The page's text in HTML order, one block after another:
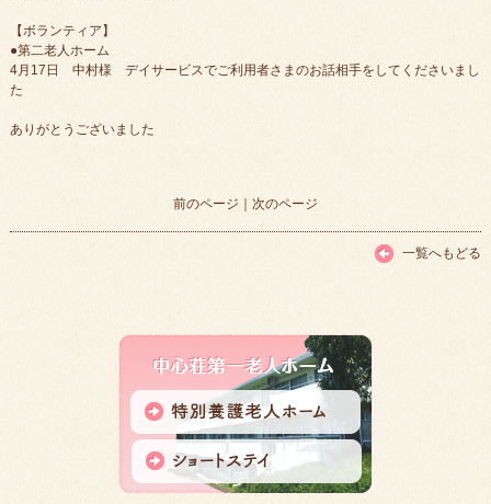
【ボランティア】
●第二老人ホーム
4月17日 中村様 デイサービスでご利用者さまのお話相手をしてくださいまし
た
ありがとうございました
前のページ ｜ 次のページ
一覧へもどる